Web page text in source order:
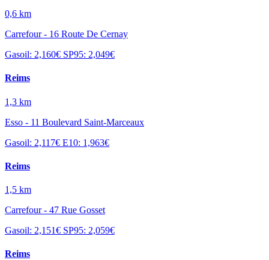
0,6 km
Carrefour - 16 Route De Cernay
Gasoil: 2,160€ SP95: 2,049€
Reims
1,3 km
Esso - 11 Boulevard Saint-Marceaux
Gasoil: 2,117€ E10: 1,963€
Reims
1,5 km
Carrefour - 47 Rue Gosset
Gasoil: 2,151€ SP95: 2,059€
Reims